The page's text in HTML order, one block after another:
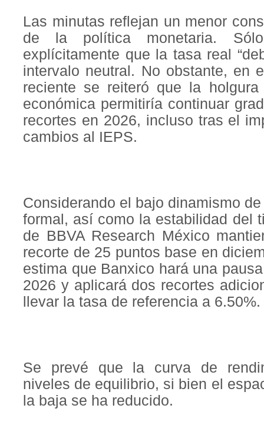
Las minutas reflejan un menor
de la política monetaria.
explícitamente que la tasa real
intervalo neutral. No obstante, en
reciente se reiteró que la
económica permitiría continuar
recortes en 2026, incluso tras el
cambios al IEPS.
Considerando el bajo dinamismo
formal, así como la estabilidad del
de BBVA Research México
recorte de 25 puntos base en
estima que Banxico hará una
2026 y aplicará dos recortes
llevar la tasa de referencia a 6.50%.
Se prevé que la curva de
niveles de equilibrio, si bien el
la baja se ha reducido.